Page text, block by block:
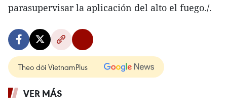
parasupervisar la aplicación del alto el fuego./.
Theo dõi VietnamPlus
VER MÁS